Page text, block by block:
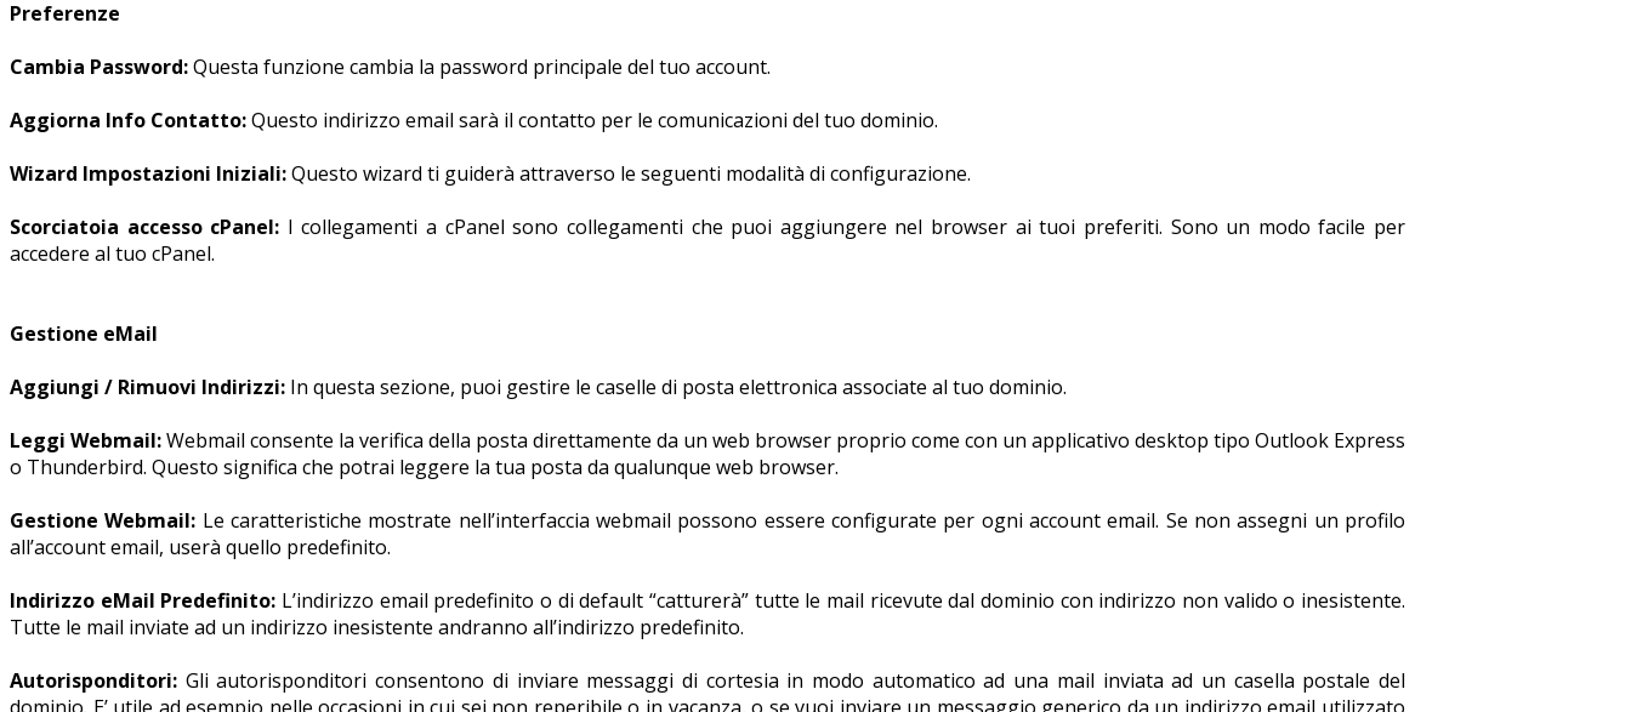
Preferenze
Cambia Password:Questa funzione cambia la password principale del tuo account.
Aggiorna Info Contatto:Questo indirizzo email sarà il contatto per le comunicazioni del tuo dominio.
Wizard Impostazioni Iniziali:Questo wizard ti guiderà attraverso le seguenti modalità di configurazione.
Scorciatoia accesso cPanel: I collegamenti a cPanel sono collegamenti che puoi aggiungere nel browser ai tuoi preferiti. Sono un modo facile per
accedere al tuo cPanel.
Gestione eMail
Aggiungi / Rimuovi Indirizzi: In questa sezione, puoi gestire le caselle di posta elettronica associate al tuo dominio.
Leggi Webmail:Webmail consente la verifica della posta direttamente da un web browser proprio come con un applicativo desktop tipo Outlook Express
o Thunderbird. Questo significa che potrai leggere la tua posta da qualunque web browser.
Gestione Webmail: Le caratteristiche mostrate nell’interfaccia webmail possono essere configurate per ogni account email. Se non assegni un profilo
all’account email, userà quello predefinito.
Indirizzo eMail Predefinito: L’indirizzo email predefinito o di default “catturerà” tutte le mail ricevute dal dominio con indirizzo non valido o inesistente.
Tutte le mail inviate ad un indirizzo inesistente andranno all’indirizzo predefinito.
Autorisponditori: Gli autorisponditori consentono di inviare messaggi di cortesia in modo automatico ad una mail inviata ad un casella postale del